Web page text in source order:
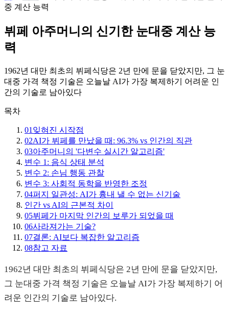
중 계산 능력
뷔페 아주머니의 신기한 눈대중 계산 능
력
1962년 대만 최초의 뷔페식당은 2년 만에 문을 닫았지만, 그 눈
대중 가격 책정 기술은 오늘날 AI가 가장 복제하기 어려운 인
간의 기술로 남아있다
목차
01 잊혀진 시작점
02AI가 뷔페를 만났을 때: 96.3% vs 인간의 직관
03아주머니의 '다변수 실시간 알고리즘'
변수 1: 음식 상태 분석
변수 2: 손님 행동 관찰
변수 3: 사회적 동학을 반영한 조정
04퍼지 일관성: AI가 흉내 낼 수 없는 신기술
인간 vs AI의 근본적 차이
05뷔페가 마지막 인간의 보루가 되었을 때
06사라져가는 기술?
07결론: AI보다 복잡한 알고리즘
08참고 자료
1962년 대만 최초의 뷔페식당은 2년 만에 문을 닫았지만,
그 눈대중 가격 책정 기술은 오늘날 AI가 가장 복제하기 어
려운 인간의 기술로 남아있다.